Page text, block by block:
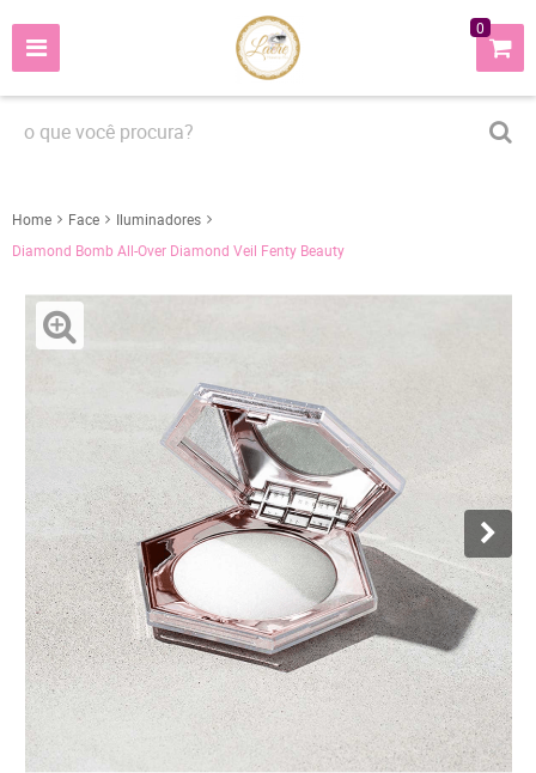
0
Home Face
Iluminadores
Diamond Bomb All-Over Diamond Veil Fenty Beauty